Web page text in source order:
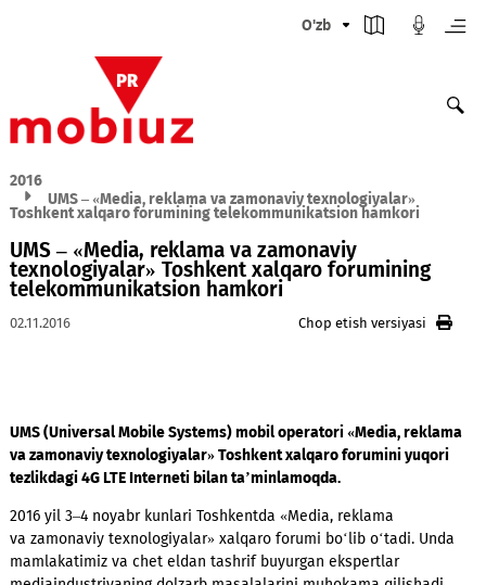
O'zb
2016
UMS – «Media, reklama va zamonaviy texnologiyalar»
Toshkent xalqaro forumining telekommunikatsion hamkori
UMS – «Media, reklama va zamonaviy
texnologiyalar» Toshkent xalqaro forumining
telekommunikatsion hamkori
UMS (Universal Mobile Systems) mobil operatori «Media,
va zamonaviy texnologiyalar» Toshkent xalqaro forumini
tezlikdagi 4G LTE Interneti bilan ta’minlamoqda.
2016 yil 3–4 noyabr kunlari Toshkentda «Media, reklama